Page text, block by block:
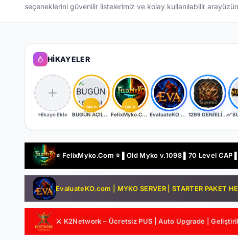
seçeneklerini güvenilir listelerimiz ve kolay kullanılabilir
HIKAYELER
Hikaye Ekle
GOLD
BUGÜN AÇILDI | EŞİT PK SERVER | V24XXX | 83/1 LEVEL FULL İTEM | İTEM SATIŞI YOKTUR
GOLD
FelixMyko.Com ▌Old Myko v.1098 ▌70 Level CAP ▌Official : 21 Ağustos Cuma 22:00 ▌Starter Paket Bizden EvaluateKO.com | Myko | 1.000.000 TL Ödül Havuzu | Official : 14 Ağustos 2026 -Cuma 21:00! 1299 GENİELİ SERVER
⭐ FelixMyko.Com ⭐ ▌Old Myko v.1098 ▌70 Level
EvaluateKO.com | MYKO SERVER | STARTER
⚔️ K2Network – Ücretsiz PUS | Auto Upgrade |